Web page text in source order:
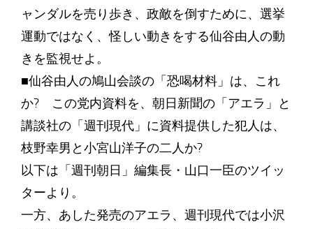
ャンダルを売り歩き、政敵を倒すために、選挙
運動ではなく、怪しい動きをする仙谷由人の動
きを監視せよ。
■仙谷由人の鳩山会談の「恐喝材料」は、これ
か? この党内資料を、朝日新聞の「アエラ」と
講談社の「週刊現代」に資料提供した犯人は、
枝野幸男と小宮山洋子の二人か?
以下は「週刊朝日」編集長・山口一臣のツイッ
ターより。
一方、あした発売のアエラ、週刊現代では小沢